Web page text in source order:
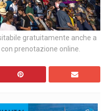
gratuitamente anche a
prenotazione online.